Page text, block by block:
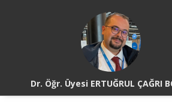
Dr. Öğr. Üyesi ERTUĞRUL ÇAĞRI